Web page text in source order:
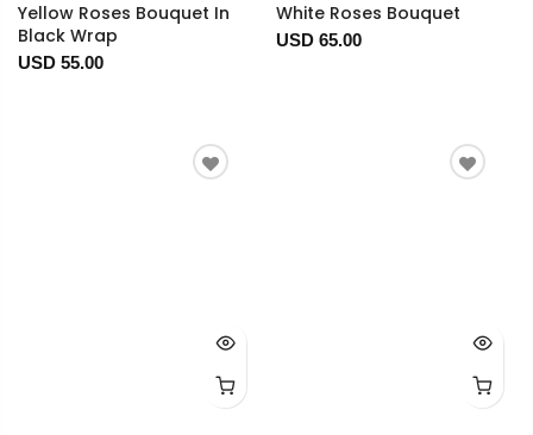
Yellow Roses Bouquet In
Black Wrap
USD 55.00
White Roses Bouquet
USD 65.00